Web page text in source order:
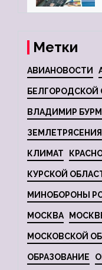
Метки
АВИАНОВОСТИ
БЕЛГОРОДСКОЙ
ВЛАДИМИР
ЗЕМЛЕТРЯСЕНИЯ
КЛИМАТ
КУРСКОЙ
МИНОБОРОНЫ
МОСКВА
МОСКОВСКОЙ
ОБРАЗОВАНИЕ